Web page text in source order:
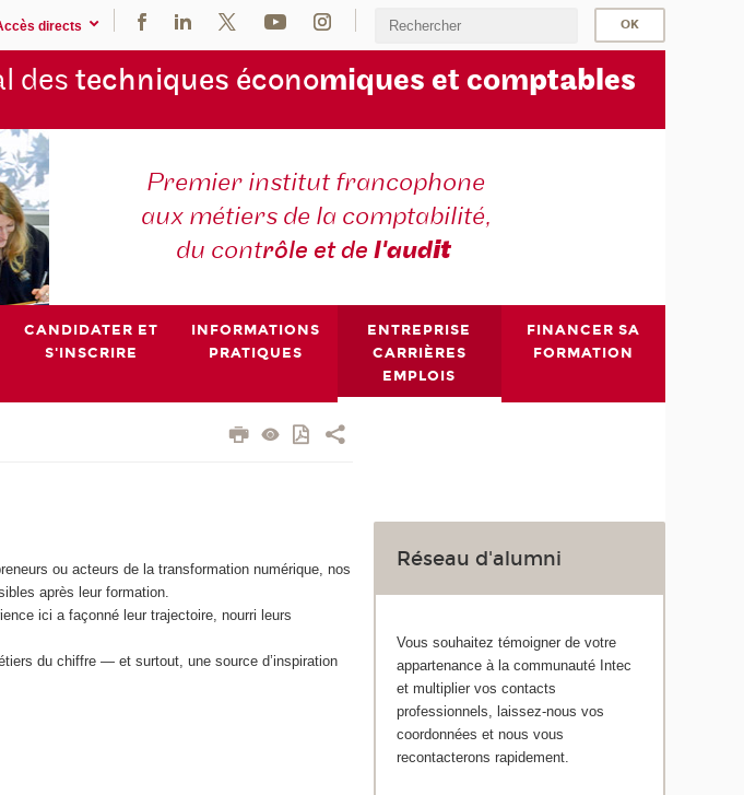
directs
des techniques économiques et comptables
Premier institut francophone
aux métiers de la comptabilité,
du contrôle et del'audit
CANDIDATER ET
S'INSCRIRE
INFORMATIONS
PRATIQUES
ENTREPRISE
CARRIÈRES
EMPLOIS
FINANCER SA
FORMATION
ou acteurs de la transformation numérique, nos
après leur formation.
ici a façonné leur trajectoire, nourri leurs
du chiffre — et surtout, une source d’inspiration
Réseau d'alumni
Vous souhaitez témoigner de votre
appartenance à la communauté Intec
et multiplier vos contacts
professionnels, laissez-nous vos
coordonnées et nous vous
recontacterons rapidement.